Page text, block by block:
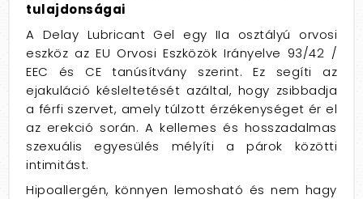
tulajdonságai
A Delay Lubricant Gel egy IIa osztályú orvosi
eszköz az EU Orvosi Eszközök Irányelve 93/42 /
EEC és CE tanúsítvány szerint. Ez segíti az
ejakuláció késleltetését azáltal, hogy zsibbadja
a férfi szervet, amely túlzott érzékenységet ér el
az erekció során. A kellemes és hosszadalmas
szexuális egyesülés mélyíti a párok közötti
intimitást.
Hipoallergén, könnyen lemosható és nem hagy